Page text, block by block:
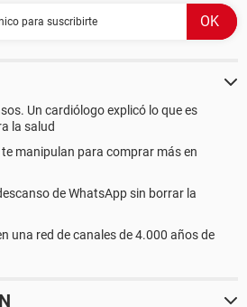
Un cardiólogo explicó lo que es
la salud
te manipulan para comprar más en
de WhatsApp sin borrar la
una red de canales de 4.000 años de